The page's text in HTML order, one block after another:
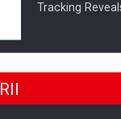
intr-o tranzactie
Tracking
Producatorii si